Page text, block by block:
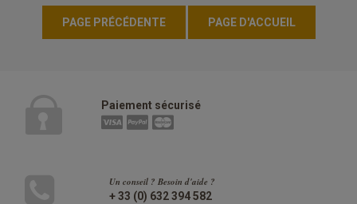
Paiement sécurisé
Un conseil ? Besoin d'aide ?
+ 33 (0) 632 394 582